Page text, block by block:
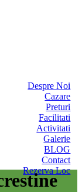
Despre Noi
Cazare
Preturi
Facilitati
Activitati
Galerie
BLOG
Contact
Rezerva Loc